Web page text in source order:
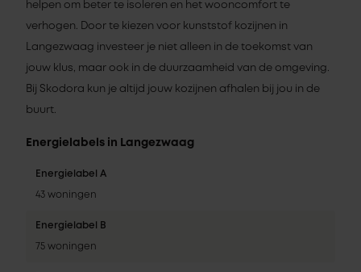
helpen om beter te isoleren en het wooncomfort te
verhogen. Door te kiezen voor kunststof kozijnen in
Langezwaag investeer je niet alleen in de toekomst van
jouw klus, maar ook in de duurzaamheid van de omgeving.
Bij Skodora kun je altijd jouw kozijnen afhalen bij jou in de
buurt.
Energielabels in Langezwaag
Energielabel A
43 woningen
Energielabel B
75 woningen